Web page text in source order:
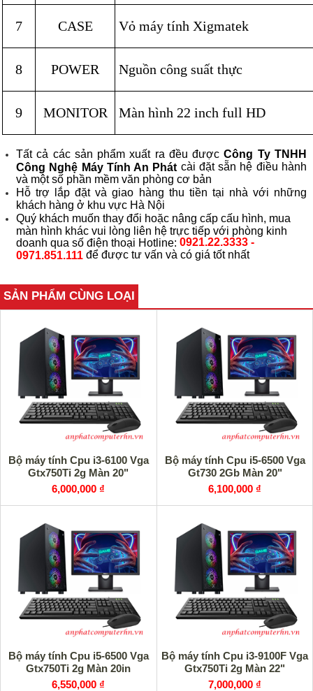
7 CASE Vỏ máy tính Xigmatek
8 POWER Nguồn công suất thực
9 MONITOR Màn hình 22 inch full HD
Tất cả các sản phẩm xuất ra đều đượcCông Ty TNHH
Công Nghệ Máy Tính An Phát cài đặt sẵn hệ điều hành
và một số phần mềm văn phòng cơ bản
Hỗ trợ lắp đặt và giao hàng thu tiền tại nhà với những
khách hàng ở khu vực Hà Nội
Quý khách muốn thay đổi hoặc nâng cấp cấu hình, mua
màn hình khác vui lòng liên hệ trực tiếp với phòng kinh
doanh qua số điện thoại Hotline: 0921.22.3333 -
0971.851.111 để được tư vấn và có giá tốt nhất
SẢN PHẨM CÙNG LOẠI
Bộ máy tính Cpu i3-6100 Vga
Gtx750Ti 2g Màn 20"
6,000,000 ₫
Bộ máy tính Cpu i5-6500 Vga
Gt730 2Gb Màn 20"
6,100,000 ₫
Bộ máy tính Cpu i5-6500 Vga
Gtx750Ti 2g Màn 20in
6,550,000 ₫
Bộ máy tính Cpu i3-9100F Vga
Gtx750Ti 2g Màn 22"
7,000,000 ₫